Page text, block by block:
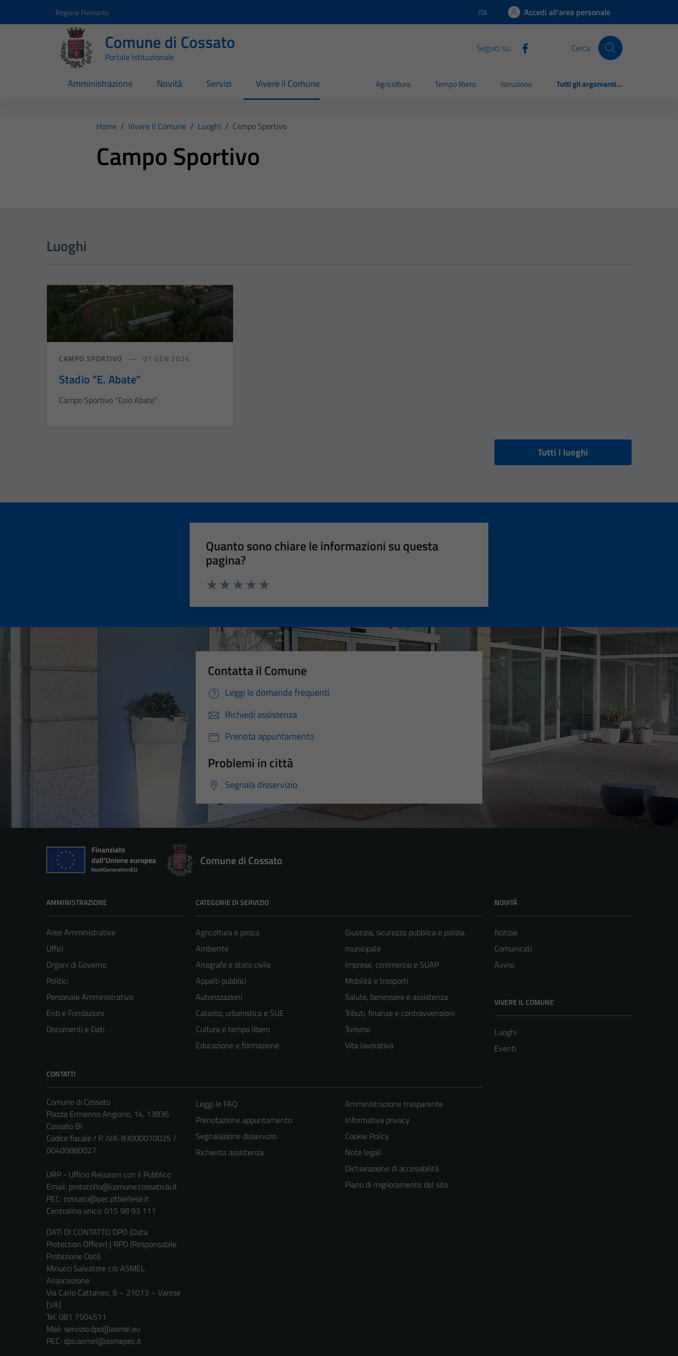
Regione Piemonte Lingua attiva:
ITA Accedi all'area personale
Comune di Cossato
Portale Istituzionale
Seguici su: Cerca
Amministrazione Novità Servizi Vivere il Comune Agricoltura Tempo libero Istruzione Tutti gli argomenti...
Home / Vivere Il Comune / Luoghi / Campo Sportivo
Campo Sportivo
Luoghi
CAMPO SPORTIVO 01 GEN 2024
Stadio “E. Abate”
Campo Sportivo "Ezio Abate"
Tutti i luoghi
Quanto sono chiare le informazioni su questa
pagina?
Contatta il Comune
Leggi le domande frequenti
Richiedi assistenza
Prenota appuntamento
Problemi in città
Segnala disservizio
Comune di Cossato
AMMINISTRAZIONE
Aree Amministrative
Uffici
Organi di Governo
Politici
Personale Amministrativo
Enti e Fondazioni
Documenti e Dati
CATEGORIE DI SERVIZIO
Agricoltura e pesca
Ambiente
Anagrafe e stato civile
Appalti pubblici
Autorizzazioni
Catasto, urbanistica e SUE
Cultura e tempo libero
Educazione e formazione
Giustizia, sicurezza pubblica e polizia
municipale
Imprese, commercio e SUAP
Mobilità e trasporti
Salute, benessere e assistenza
Tributi, finanze e contravvenzioni
Turismo
Vita lavorativa
NOVITÀ
Notizie
Comunicati
Avvisi
VIVERE IL COMUNE
Luoghi
Eventi
CONTATTI
Comune di Cossato
Piazza Ermanno Angiono, 14, 13836
Cossato BI
Codice fiscale / P. IVA: 83000070025 /
00400880027
URP - Ufficio Relazioni con il Pubblico
Email: protocollo@comune.cossato.bi.it
PEC: cossato@pec.ptbiellese.it
Centralino unico: 015 98 93 111
DATI DI CONTATTO DPO (Data
Protection Officer) | RPD (Responsabile
Protezione Dati):
Minucci Salvatore c/o ASMEL
Associazione
Via Carlo Cattaneo, 9 – 21013 – Varese
[VA]
Tel. 081 7504511
Mail: servizio.dpo@asmel.eu
PEC: dpo.asmel@asmepec.it
Leggi le FAQ
Prenotazione appuntamento
Segnalazione disservizio
Richiesta assistenza
Amministrazione trasparente
Informativa privacy
Cookie Policy
Note legali
Dichiarazione di accessibilità
Piano di miglioramento del sito